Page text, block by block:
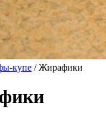
купе / Жирафики